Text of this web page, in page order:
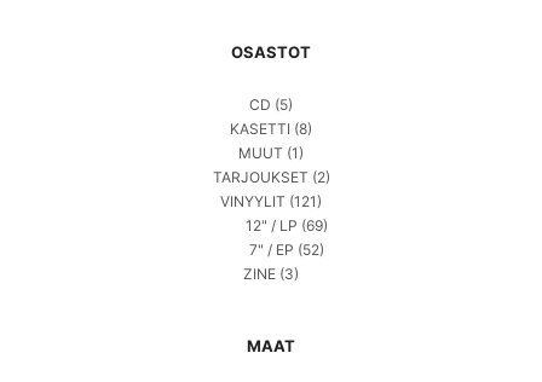
OSASTOT
CD (5)
KASETTI (8)
MUUT (1)
TARJOUKSET (2)
VINYYLIT (121)
12" / LP (69)
7" / EP (52)
ZINE (3)
MAAT